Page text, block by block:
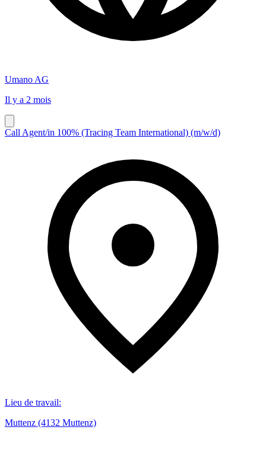
Umano AG
Il y a 2 mois
Call Agent/in 100% (Tracing Team International) (m/w/d)
Lieu de travail:
Muttenz (4132 Muttenz)